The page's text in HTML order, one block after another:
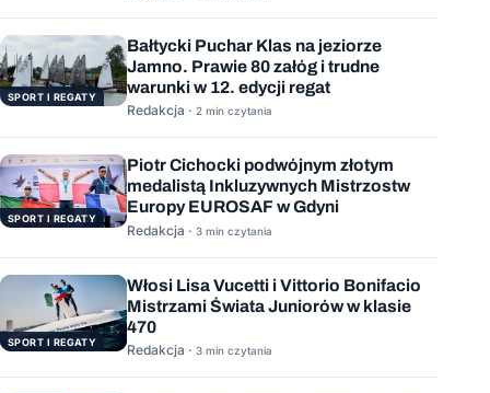
SPORT I REGATY
Bałtycki Puchar Klas na jeziorze
Jamno. Prawie 80 załóg i trudne
warunki w 12. edycji regat
Redakcja · 2 min czytania
SPORT I REGATY
Piotr Cichocki podwójnym złotym
medalistą Inkluzywnych Mistrzostw
Europy EUROSAF w Gdyni
Redakcja · 3 min czytania
SPORT I REGATY
Włosi Lisa Vucetti i Vittorio Bonifacio
Mistrzami Świata Juniorów w klasie
470
Redakcja · 3 min czytania